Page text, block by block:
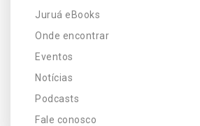
Juruá eBooks
Onde encontrar
Eventos
Notícias
Podcasts
Fale conosco